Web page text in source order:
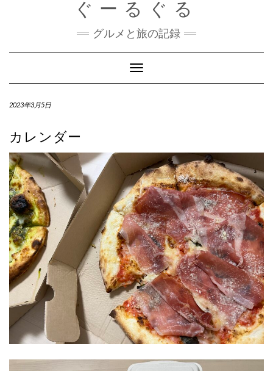
ぐーるぐる
グルメと旅の記録
Toggle
Navigation
2023年3月5日
カレンダー